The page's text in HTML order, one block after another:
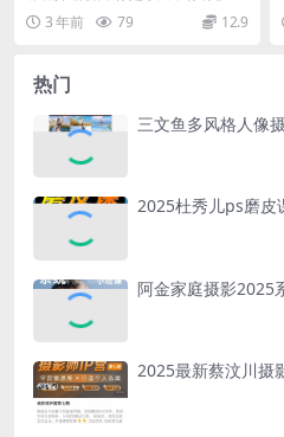
系统专业的航拍基本功练习体系和
机器配件的选择，避...
3 年前 79 12.9
热门
三文鱼多风格人像
2025杜秀儿ps磨皮
阿金家庭摄影2025
2025最新蔡汶川摄